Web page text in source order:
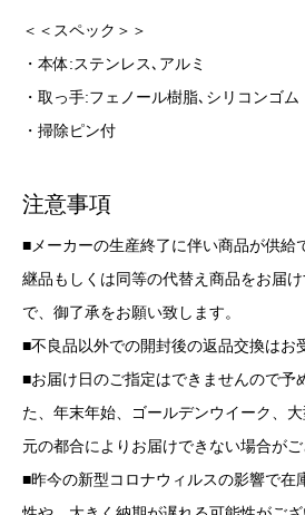
＜＜スペック＞＞
・本体:ステンレス､アルミ
・取っ手:フェノール樹脂､シリコンゴム
・掃除ピン付
注意事項
■メーカーの生産終了に伴い商品が供給
継品もしくは同等の代替え商品をお届
で、御了承をお願い致します。
■不良品以外での開封後の返品交換はお
■お届け日のご指定はできませんので予
た、年末年始、ゴールデンウイーク、
元の都合によりお届けできない場合がご
■昨今の新型コロナウィルスの影響で在